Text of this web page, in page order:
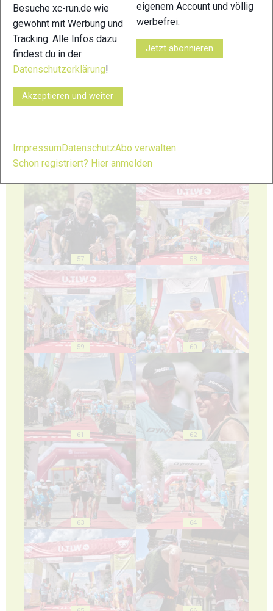
57 58
59 60
61 62
63 64
Besuche xc-run.de wie
gewohnt mit Werbung und
Tracking. Alle Infos dazu
findest du in der
Datenschutzerklärung!
Akzeptieren und weiter
eigenem Account und völlig
werbefrei.
Jetzt abonnieren
ImpressumDatenschutzAbo verwalten
Schon registriert? Hier anmelden